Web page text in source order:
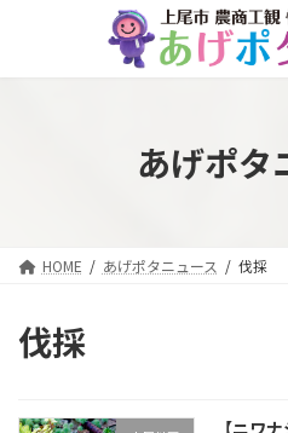
ン
ー
あげポタ
HOME あげポタニュース 伐採
伐採
【ニワ